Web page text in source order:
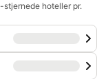
stjernede hoteller pr.